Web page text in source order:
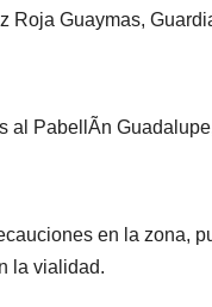
Roja Guaymas,
al PabellÃn
en la zona,
la vialidad.